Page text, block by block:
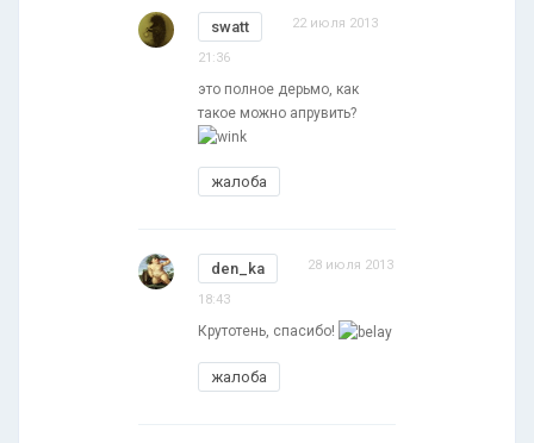
swatt 22 июля 2013
21:36
это полное дерьмо, как
такое можно апрувить?
жалоба
den_ka 28 июля 2013
18:43
Крутотень, спасибо!
жалоба